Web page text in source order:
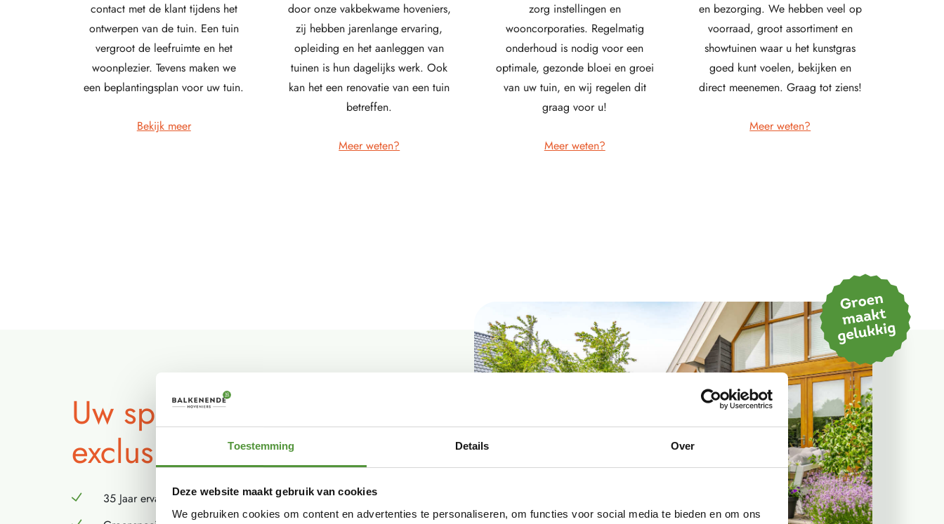
Toestemming Details Over
Deze website maakt gebruik van cookies
We gebruiken cookies om content en advertenties te personaliseren, om functies voor social media te bieden en om ons
contact met de klant tijdens het
ontwerpen van de tuin. Een tuin
vergroot de leefruimte en het
woonplezier. Tevens maken we
een beplantingsplan voor uw tuin.
Bekijk meer
door onze vakbekwame hoveniers,
zij hebben jarenlange ervaring,
opleiding en het aanleggen van
tuinen is hun dagelijks werk. Ook
kan het een renovatie van een tuin
betreffen.
Meer weten?
zorg instellingen en
wooncorporaties. Regelmatig
onderhoud is nodig voor een
optimale, gezonde bloei en groei
van uw tuin, en wij regelen dit
graag voor u!
Meer weten?
en bezorging. We hebben veel op
voorraad, groot assortiment en
showtuinen waar u het kunstgras
goed kunt voelen, bekijken en
direct meenemen. Graag tot ziens!
Meer weten?
Uw specialist voor
exclusieve tuinen
35 Jaar ervaring